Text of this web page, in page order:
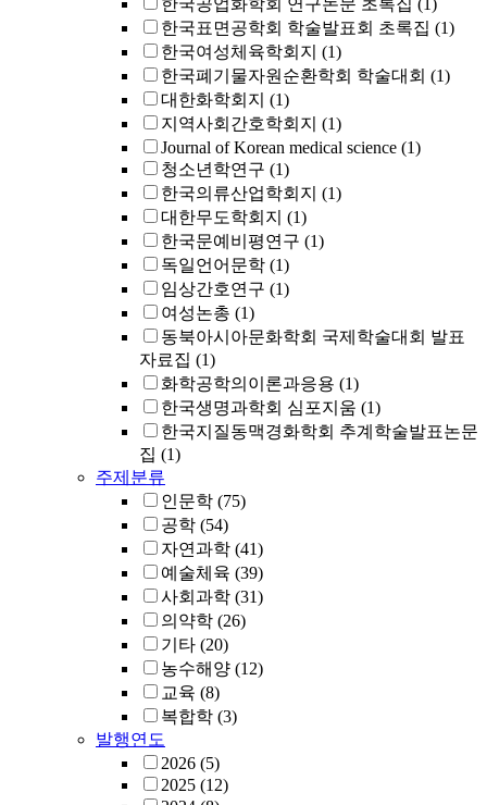
한국공업화학회 연구논문 초록집 (1)
한국표면공학회 학술발표회 초록집 (1)
한국여성체육학회지 (1)
한국폐기물자원순환학회 학술대회 (1)
대한화학회지 (1)
지역사회간호학회지 (1)
Journal of Korean medical science (1)
청소년학연구 (1)
한국의류산업학회지 (1)
대한무도학회지 (1)
한국문예비평연구 (1)
독일언어문학 (1)
임상간호연구 (1)
여성논총 (1)
동북아시아문화학회 국제학술대회 발표
자료집 (1)
화학공학의이론과응용 (1)
한국생명과학회 심포지움 (1)
한국지질동맥경화학회 추계학술발표논문
집 (1)
주제분류
인문학 (75)
공학 (54)
자연과학 (41)
예술체육 (39)
사회과학 (31)
의약학 (26)
기타 (20)
농수해양 (12)
교육 (8)
복합학 (3)
발행연도
2026 (5)
2025 (12)